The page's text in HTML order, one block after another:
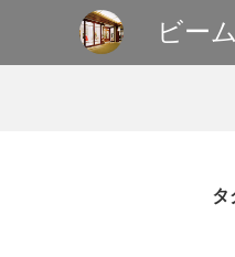
ビー